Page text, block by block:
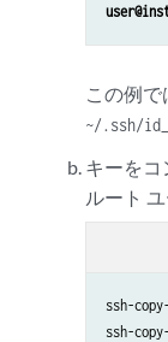
この例で
~/.ssh/
キーをコ
ルート
ssh-
ssh-